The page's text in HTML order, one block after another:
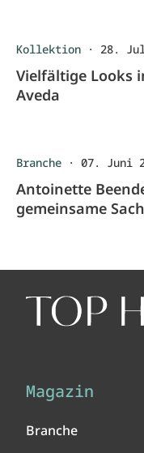
Kollektion · 28.
Vielfältige Looks
Aveda
Branche · 07. Juni
Antoinette
gemeinsame
Magazin
Branche